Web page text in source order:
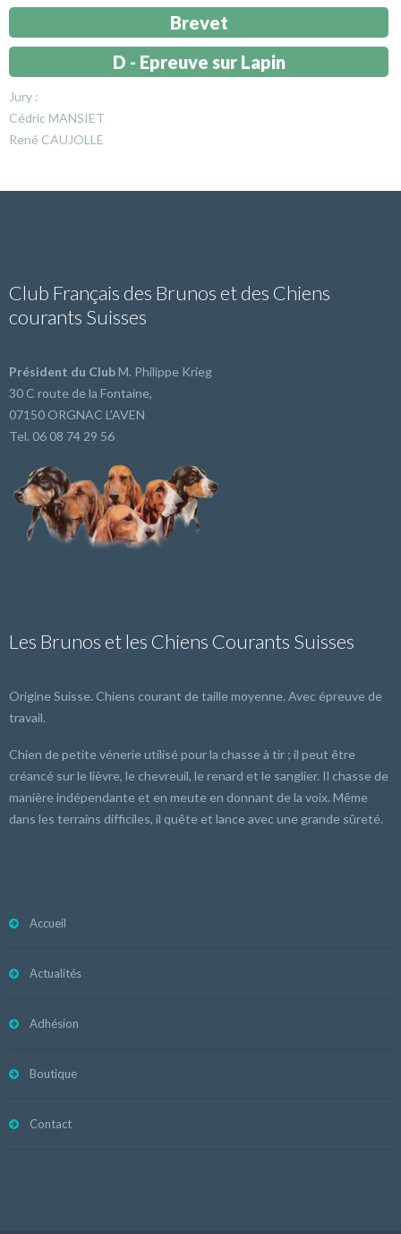
Brevet
D - Epreuve sur Lapin
Jury :
Cédric MANSIET
René CAUJOLLE
Club Français des Brunos et des Chiens
courants Suisses
Président du ClubM. Philippe Krieg
30 C route de la Fontaine,
07150 ORGNAC L'AVEN
Tel. 06 08 74 29 56
Les Brunos et les Chiens Courants Suisses
Origine Suisse. Chiens courant de taille moyenne. Avec épreuve de
travail.
Chien de petite vénerie utilisé pour la chasse à tir ; il peut être
créancé sur le lièvre, le chevreuil, le renard et le sanglier. Il chasse de
manière indépendante et en meute en donnant de la voix. Même
dans les terrains difficiles, il quête et lance avec une grande sûreté.
Accueil
Actualités
Adhésion
Boutique
Contact